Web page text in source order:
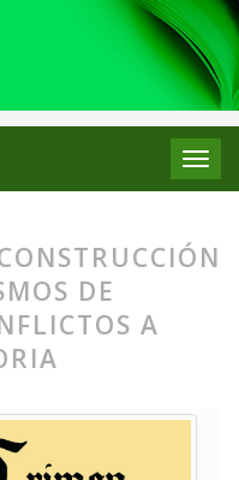
La construcción de la
DE
A